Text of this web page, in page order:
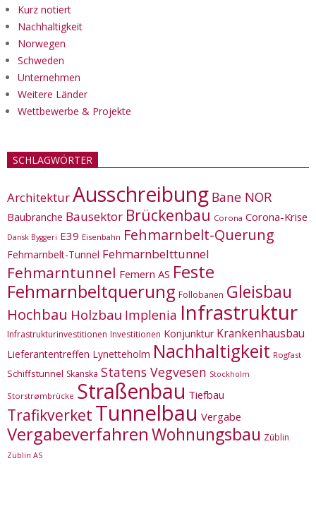
Kurz notiert
Nachhaltigkeit
Norwegen
Schweden
Unternehmen
Weitere Länder
Wettbewerbe & Projekte
SCHLAGWÖRTER
ArchitekturAusschreibung Bane NOR
Baubranche Bausektor Brückenbau Corona Corona-Krise
Dansk Byggeri E39 Eisenbahn Fehmarnbelt-Querung
Fehmarnbelt-Tunnel Fehmarnbelttunnel
Fehmarntunnel Femern AS Feste
Fehmarnbeltquerung Follobanen Gleisbau
Hochbau Holzbau Implenia Infrastruktur
Infrastrukturinvestitionen Investitionen Konjunktur Krankenhausbau
Lieferantentreffen Lynetteholm Nachhaltigkeit Rogfast
Schiffstunnel Skanska Statens Vegvesen Stockholm
Storstrømbrücke Straßenbau Tiefbau
Trafikverket Tunnelbau Vergabe
VergabeverfahrenWohnungsbau Züblin
Züblin AS